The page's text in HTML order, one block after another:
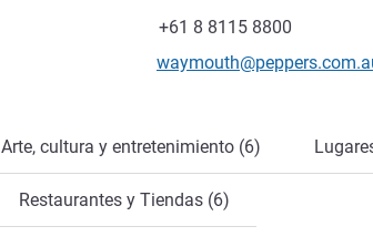
Fax
+61 8 8115 8800
Correo electrónico de
Arte, cultura y entretenimiento (6)
Restaurantes y Tiendas (6)